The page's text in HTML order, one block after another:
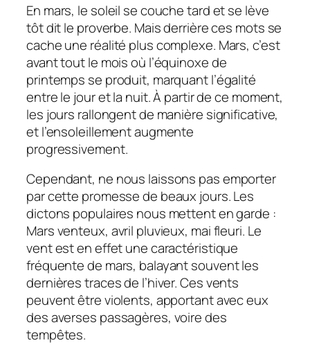
En mars, le soleil se couche tard et se lève
tôt dit le proverbe. Mais derrière ces mots se
cache une réalité plus complexe. Mars, c’est
avant tout le mois où l’équinoxe de
printemps se produit, marquant l’égalité
entre le jour et la nuit. À partir de ce moment,
les jours rallongent de manière significative,
et l’ensoleillement augmente
progressivement.
Cependant, ne nous laissons pas emporter
par cette promesse de beaux jours. Les
dictons populaires nous mettent en garde :
Mars venteux, avril pluvieux, mai fleuri. Le
vent est en effet une caractéristique
fréquente de mars, balayant souvent les
dernières traces de l’hiver. Ces vents
peuvent être violents, apportant avec eux
des averses passagères, voire des
tempêtes.